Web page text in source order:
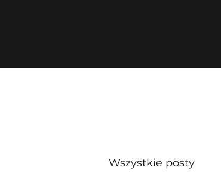
Wszystkie posty